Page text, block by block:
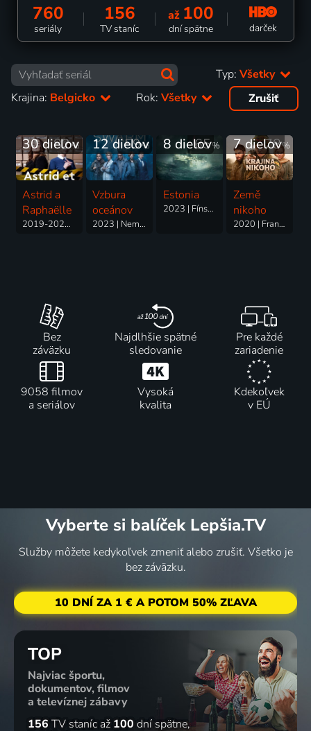
760
seriály
156
TV staníc
až 100
dní spätne darček
Typ: Všetky
Krajina: Belgicko Rok:Všetky Zrušiť
82%
30 dielov
Astrid a
Raphaëlle
2019-2022 | Francúzsko, Belgicko, Švajčiarsko | Krimi, Dráma, Thriller
59%
12 dielov
Vzbura
oceánov
2023 | Nemecko, Rakúsko, Belgicko, Taliansko, Švajčiarsko, Francúzsko, Japonsko | Thriller, Dráma, Mysteriózny, Science Fiction
65%
8 dielov
Estonia
2023 | Fínsko, Švédsko, Belgicko, Estónsko | Dráma, Historický
78%
7 dielov
Země
nikoho
2020 | Francúzsko, Izrael, Belgicko | Thriller, Dráma, Vojnový
Bez
záväzku
Najdlhšie spätné
sledovanie
Pre každé
zariadenie
9058 filmov
a seriálov
Vysoká
kvalita
Kdekoľvek
v EÚ
Vyberte si balíček Lepšia.TV
Služby môžete kedykoľvek zmeniť alebo zrušiť. Všetko je
bez záväzku.
10 DNÍ ZA 1 € A POTOM 50% ZĽAVA
TOP
Najviac športu,
dokumentov, filmov
a televíznej zábavy
156 TV staníc až 100 dní spätne